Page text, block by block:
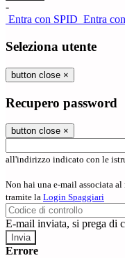
-
Entra con SPID Entra
Seleziona utente
button close ×
Recupero password
button close ×
all'indirizzo indicato con le
Non hai una e-mail associata
tramite la Login Spaggiari
E-mail inviata, si prega di
Errore